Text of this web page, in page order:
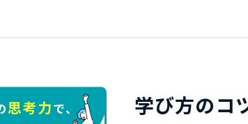
学び方のコ